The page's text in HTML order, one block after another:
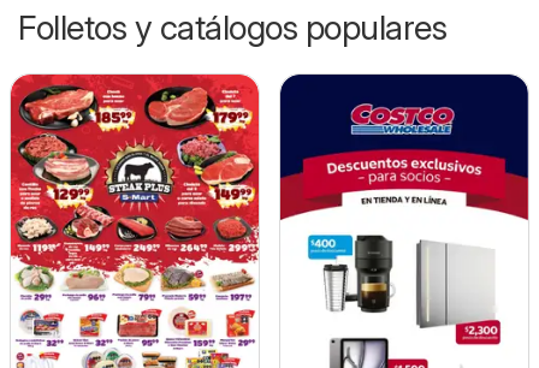
Folletos y catálogos populares